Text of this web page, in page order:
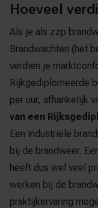
Hoeveel
Als je als zzp
Brandwachten (het
verdien je
Rijkgediplomeerde
per uur, afhankelijk
van een
Een industriële
bij de brandweer.
heeft dus wel veel
werken bij de
praktijkervaring